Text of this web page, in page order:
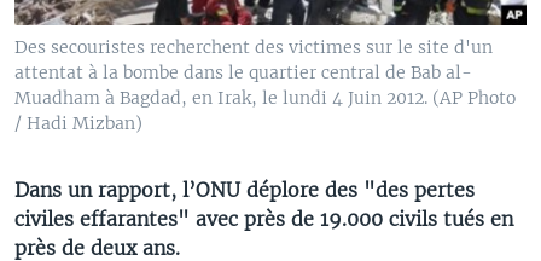
Des secouristes recherchent des victimes sur le site d'un
attentat à la bombe dans le quartier central de Bab al-
Muadham à Bagdad, en Irak, le lundi 4 Juin 2012. (AP Photo
/ Hadi Mizban)
Dans un rapport, l’ONU déplore des "des pertes
civiles effarantes" avec près de 19.000 civils tués en
près de deux ans.